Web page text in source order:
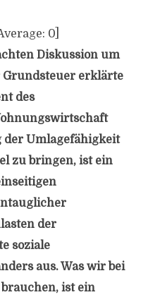
0]
Diskussion um
erklärte
des
der Umlagefähigkeit
zu bringen, ist ein
der
soziale
aus. Was wir bei
ist ein